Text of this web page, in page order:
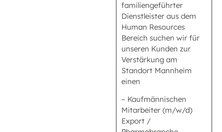
familiengeführter
Dienstleister aus dem
Human Resources
Bereich suchen wir für
unseren Kunden zur
Verstärkung am
Standort Mannheim
einen
– Kaufmännischen
Mitarbeiter (m/w/d)
Export /